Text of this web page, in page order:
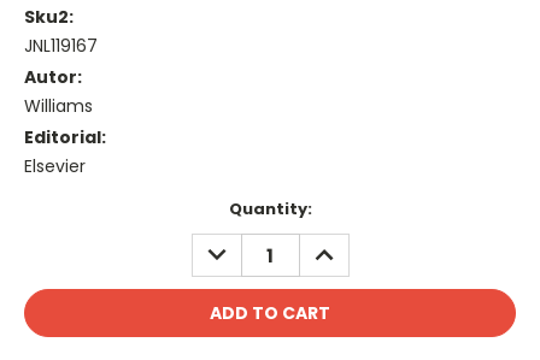
Sku2:
JNL119167
Autor:
Williams
Editorial:
Elsevier
Quantity:
DECREASE
QUANTITY:
INCREASE
QUANTITY: